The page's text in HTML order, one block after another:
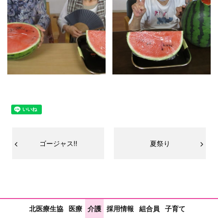
ゴージャス‼ 夏祭り
北医療生協 医療 介護 採用情報 組合員 子育て